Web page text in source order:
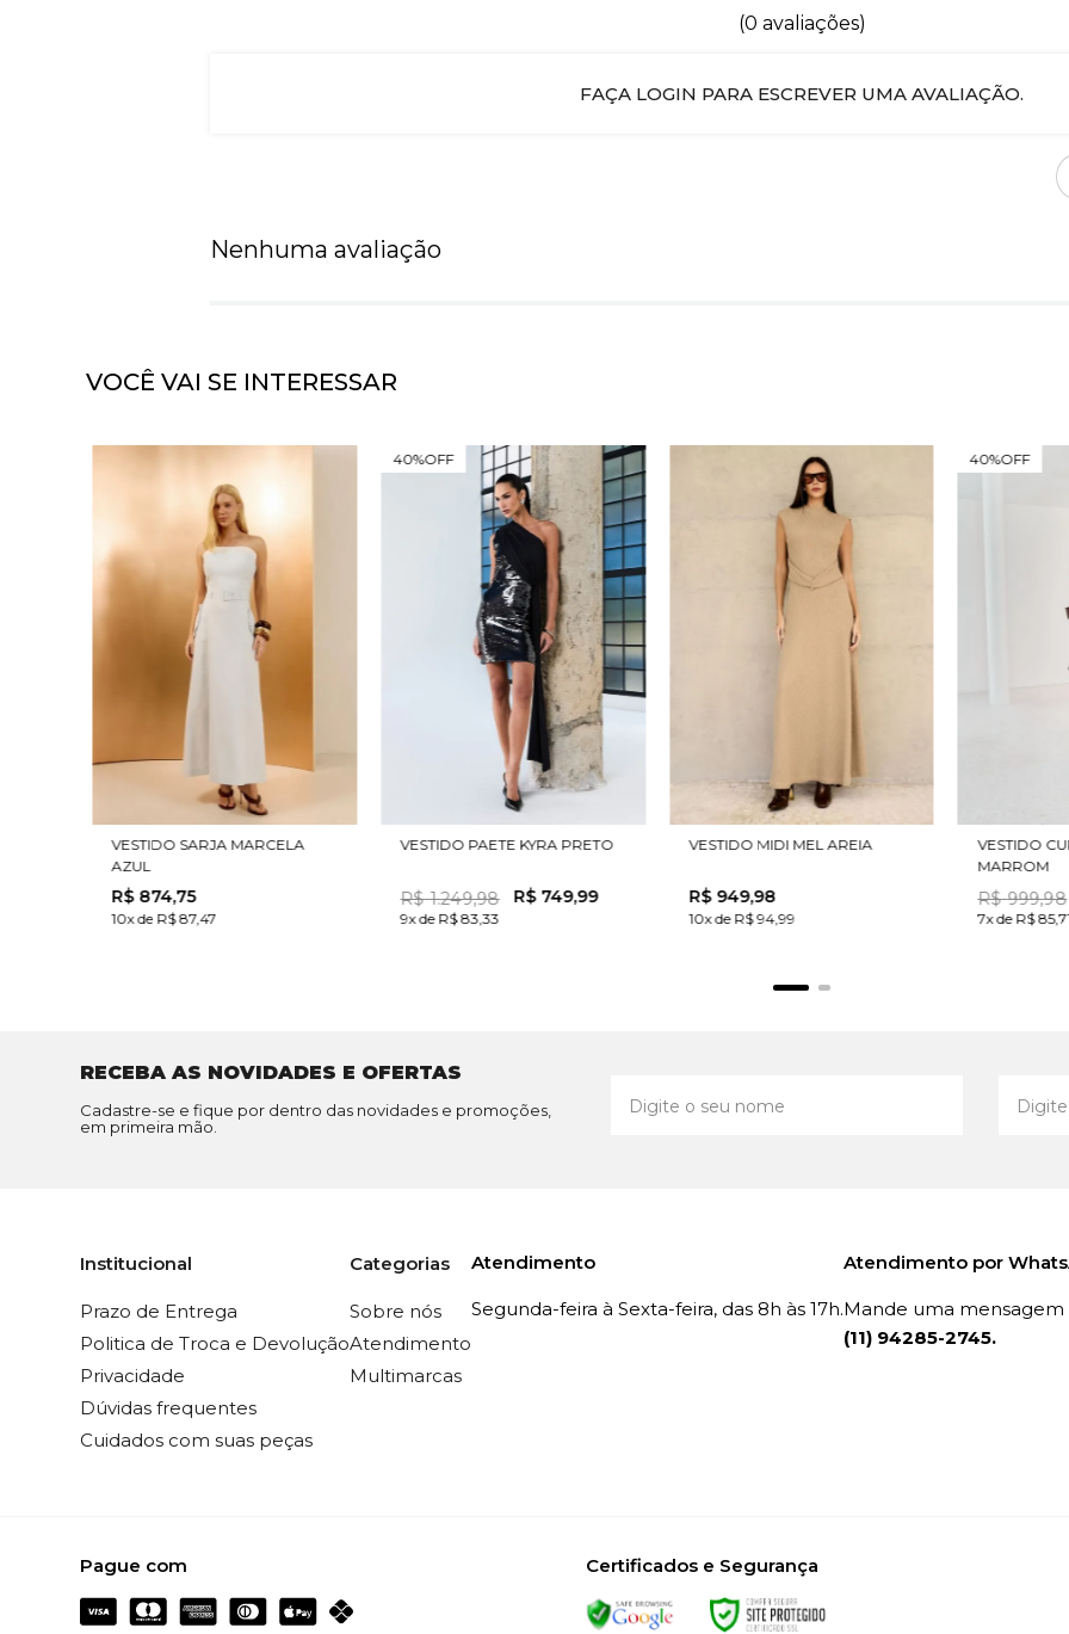
(0 avaliações)
FAÇA LOGIN PARA ESCREVER UMA AVALIAÇÃO.
Nenhuma avaliação
VOCÊ VAI SE INTERESSAR
VESTIDO SARJA MARCELA
AZUL
R$ 874,75
10x de R$ 87,47
40%OFF
VESTIDO PAETE KYRA PRETO
R$ 1.249,98 R$ 749,99
9x de R$ 83,33
VESTIDO MIDI MEL AREIA
R$ 949,98
10x de R$ 94,99
40%OFF
VESTIDO
MARROM
R$ 999,98
7x de R$
RECEBA AS NOVIDADES E OFERTAS
Cadastre-se e fique por dentro das novidades e promoções,
em primeira mão.
Institucional
Prazo de Entrega
Politica de Troca e Devolução
Privacidade
Dúvidas frequentes
Cuidados com suas peças
Categorias
Sobre nós
Atendimento
Multimarcas
Atendimento
Segunda-feira à Sexta-feira, das 8h às 17h.
Atendimento por
Mande uma mensagem
(11) 94285-2745.
Pague com Certificados e Segurança